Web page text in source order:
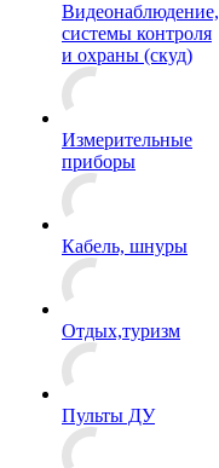
Видеонаблюдение,
системы контроля
и охраны (скуд)
Измерительные
приборы
Кабель, шнуры
Отдых,туризм
Пульты ДУ